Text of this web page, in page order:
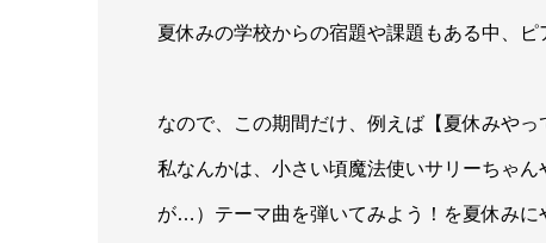
夏休みの学校からの宿題や課題もある中、
なので、この期間だけ、例えば【夏休みや
私なんかは、小さい頃魔法使いサリーちゃ
が…）テーマ曲を弾いてみよう！を夏休みに